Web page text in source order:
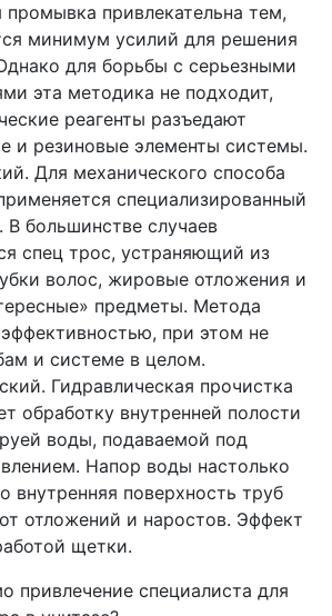
промывка привлекательна тем,
минимум усилий для решения
для борьбы с серьезными
эта методика не подходит,
реагенты разъедают
и резиновые элементы системы.
Для механического способа
специализированный
В большинстве случаев
спец трос, устраняющий из
волос, жировые отложения и
предметы. Метода
при этом не
и системе в целом.
Гидравлическая прочистка
обработку внутренней полости
воды, подаваемой под
Напор воды настолько
внутренняя поверхность труб
отложений и наростов. Эффект
щетки.
привлечение специалиста для